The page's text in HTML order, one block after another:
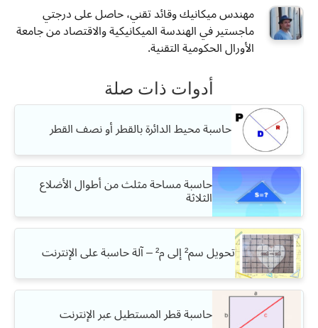
مهندس ميكانيك وقائد تقني، حاصل على درجتي
ماجستير في الهندسة الميكانيكية والاقتصاد من جامعة
الأورال الحكومية التقنية.
أدوات ذات صلة
حاسبة محيط الدائرة بالقطر أو نصف القطر
حاسبة مساحة مثلث من أطوال الأضلاع
الثلاثة
تحويل سم² إلى م² – آلة حاسبة على الإنترنت
حاسبة قطر المستطيل عبر الإنترنت